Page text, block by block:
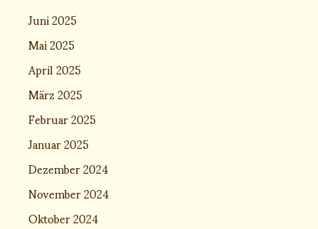
Juni 2025
Mai 2025
April 2025
März 2025
Februar 2025
Januar 2025
Dezember 2024
November 2024
Oktober 2024